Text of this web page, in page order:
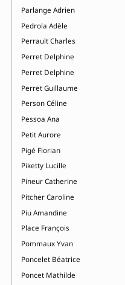
Parlange Adrien
Pedrola Adèle
Perrault Charles
Perret Delphine
Perret Delphine
Perret Guillaume
Person Céline
Pessoa Ana
Petit Aurore
Pigé Florian
Piketty Lucille
Pineur Catherine
Pitcher Caroline
Piu Amandine
Place François
Pommaux Yvan
Poncelet Béatrice
Poncet Mathilde